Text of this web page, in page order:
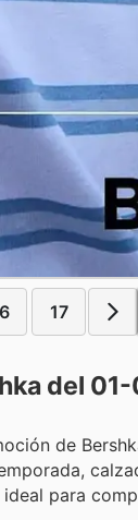
17
del
de
para